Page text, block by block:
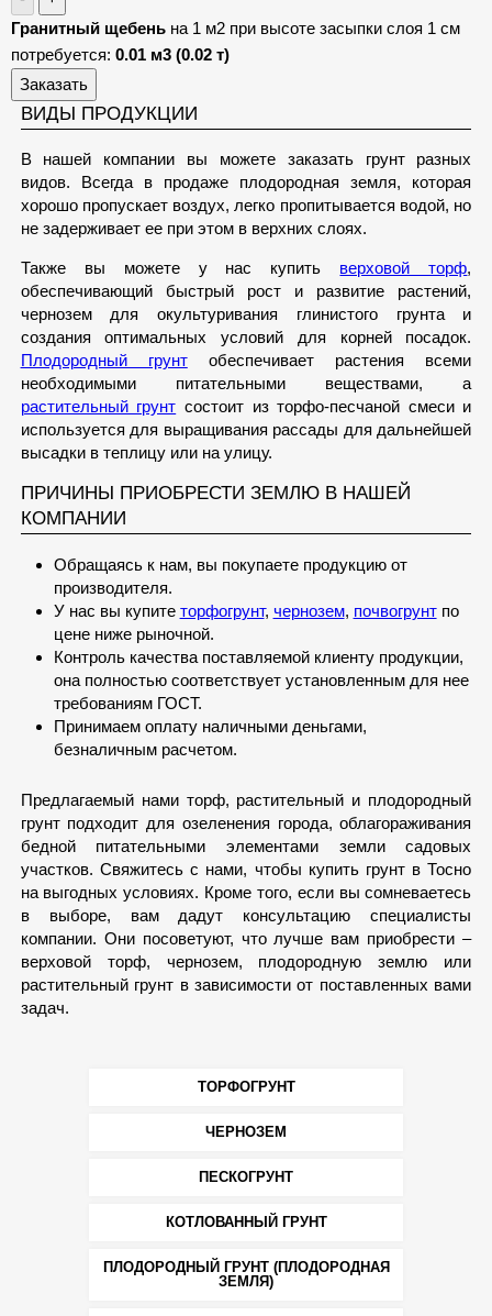
Гранитный щебень на 1 м2 при высоте засыпки слоя 1 см
потребуется: 0.01 м3 (0.02 т)
Заказать
ВИДЫ ПРОДУКЦИИ
В нашей компании вы можете заказать грунт разных
видов. Всегда в продаже плодородная земля, которая
хорошо пропускает воздух, легко пропитывается водой, но
не задерживает ее при этом в верхних слоях.
Также вы можете у нас купить верховой торф,
обеспечивающий быстрый рост и развитие растений,
чернозем для окультуривания глинистого грунта и
создания оптимальных условий для корней посадок.
Плодородный грунтобеспечивает растения всеми
необходимыми питательными веществами, а
растительный грунт состоит из торфо-песчаной смеси и
используется для выращивания рассады для дальнейшей
высадки в теплицу или на улицу.
ПРИЧИНЫ ПРИОБРЕСТИ ЗЕМЛЮ В НАШЕЙ
КОМПАНИИ
Обращаясь к нам, вы покупаете продукцию от
производителя.
У нас вы купите торфогрунт, чернозем, почвогрунтпо
цене ниже рыночной.
Контроль качества поставляемой клиенту продукции,
она полностью соответствует установленным для нее
требованиям ГОСТ.
Принимаем оплату наличными деньгами,
безналичным расчетом.
Предлагаемый нами торф, растительный и плодородный
грунт подходит для озеленения города, облагораживания
бедной питательными элементами земли садовых
участков. Свяжитесь с нами, чтобы купить грунт в Тосно
на выгодных условиях. Кроме того, если вы сомневаетесь
в выборе, вам дадут консультацию специалисты
компании. Они посоветуют, что лучше вам приобрести –
верховой торф, чернозем, плодородную землю или
растительный грунт в зависимости от поставленных вами
задач.
ТОРФОГРУНТ
ЧЕРНОЗЕМ
ПЕСКОГРУНТ
КОТЛОВАННЫЙ ГРУНТ
ПЛОДОРОДНЫЙ ГРУНТ (ПЛОДОРОДНАЯ
ЗЕМЛЯ)